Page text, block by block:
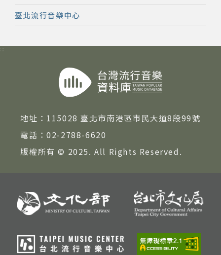
臺北流行音樂中心
:::
地址： 115028 臺北市南港區市民大道8段99號
電話：02-2788-6620
版權所有 © 2025. All Rights Reserved.